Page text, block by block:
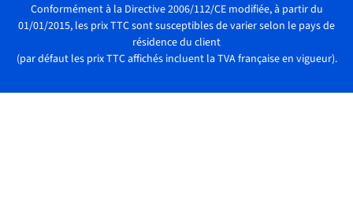
Conformément à la Directive 2006/112/CE modifiée, à partir du
01/01/2015, les prix TTC sont susceptibles de varier selon le pays de
résidence du client
(par défaut les prix TTC affichés incluent la TVA française en vigueur).